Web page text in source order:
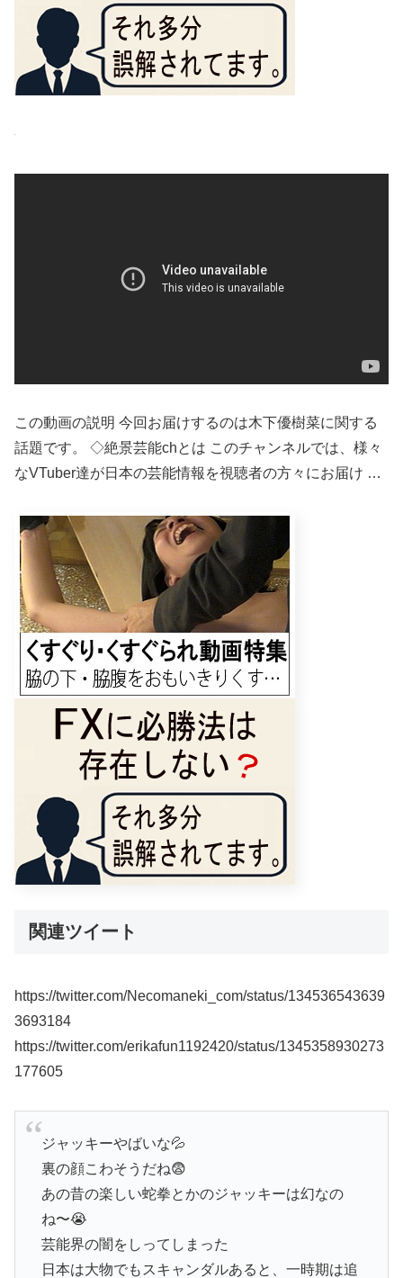
この動画の説明 今回お届けするのは木下優樹菜に関する
話題です。 ◇絶景芸能chとは このチャンネルでは、様々
なVTuber達が日本の芸能情報を視聴者の方々にお届け …
関連ツイート
https://twitter.com/Necomaneki_com/status/134536543639
3693184
https://twitter.com/erikafun1192420/status/1345358930273
177605
ジャッキーやばいな💦
裏の顔こわそうだね😨
あの昔の楽しい蛇拳とかのジャッキーは幻なの
ね〜😭
芸能界の闇をしってしまった
日本は大物でもスキャンダルあると、一時期は追